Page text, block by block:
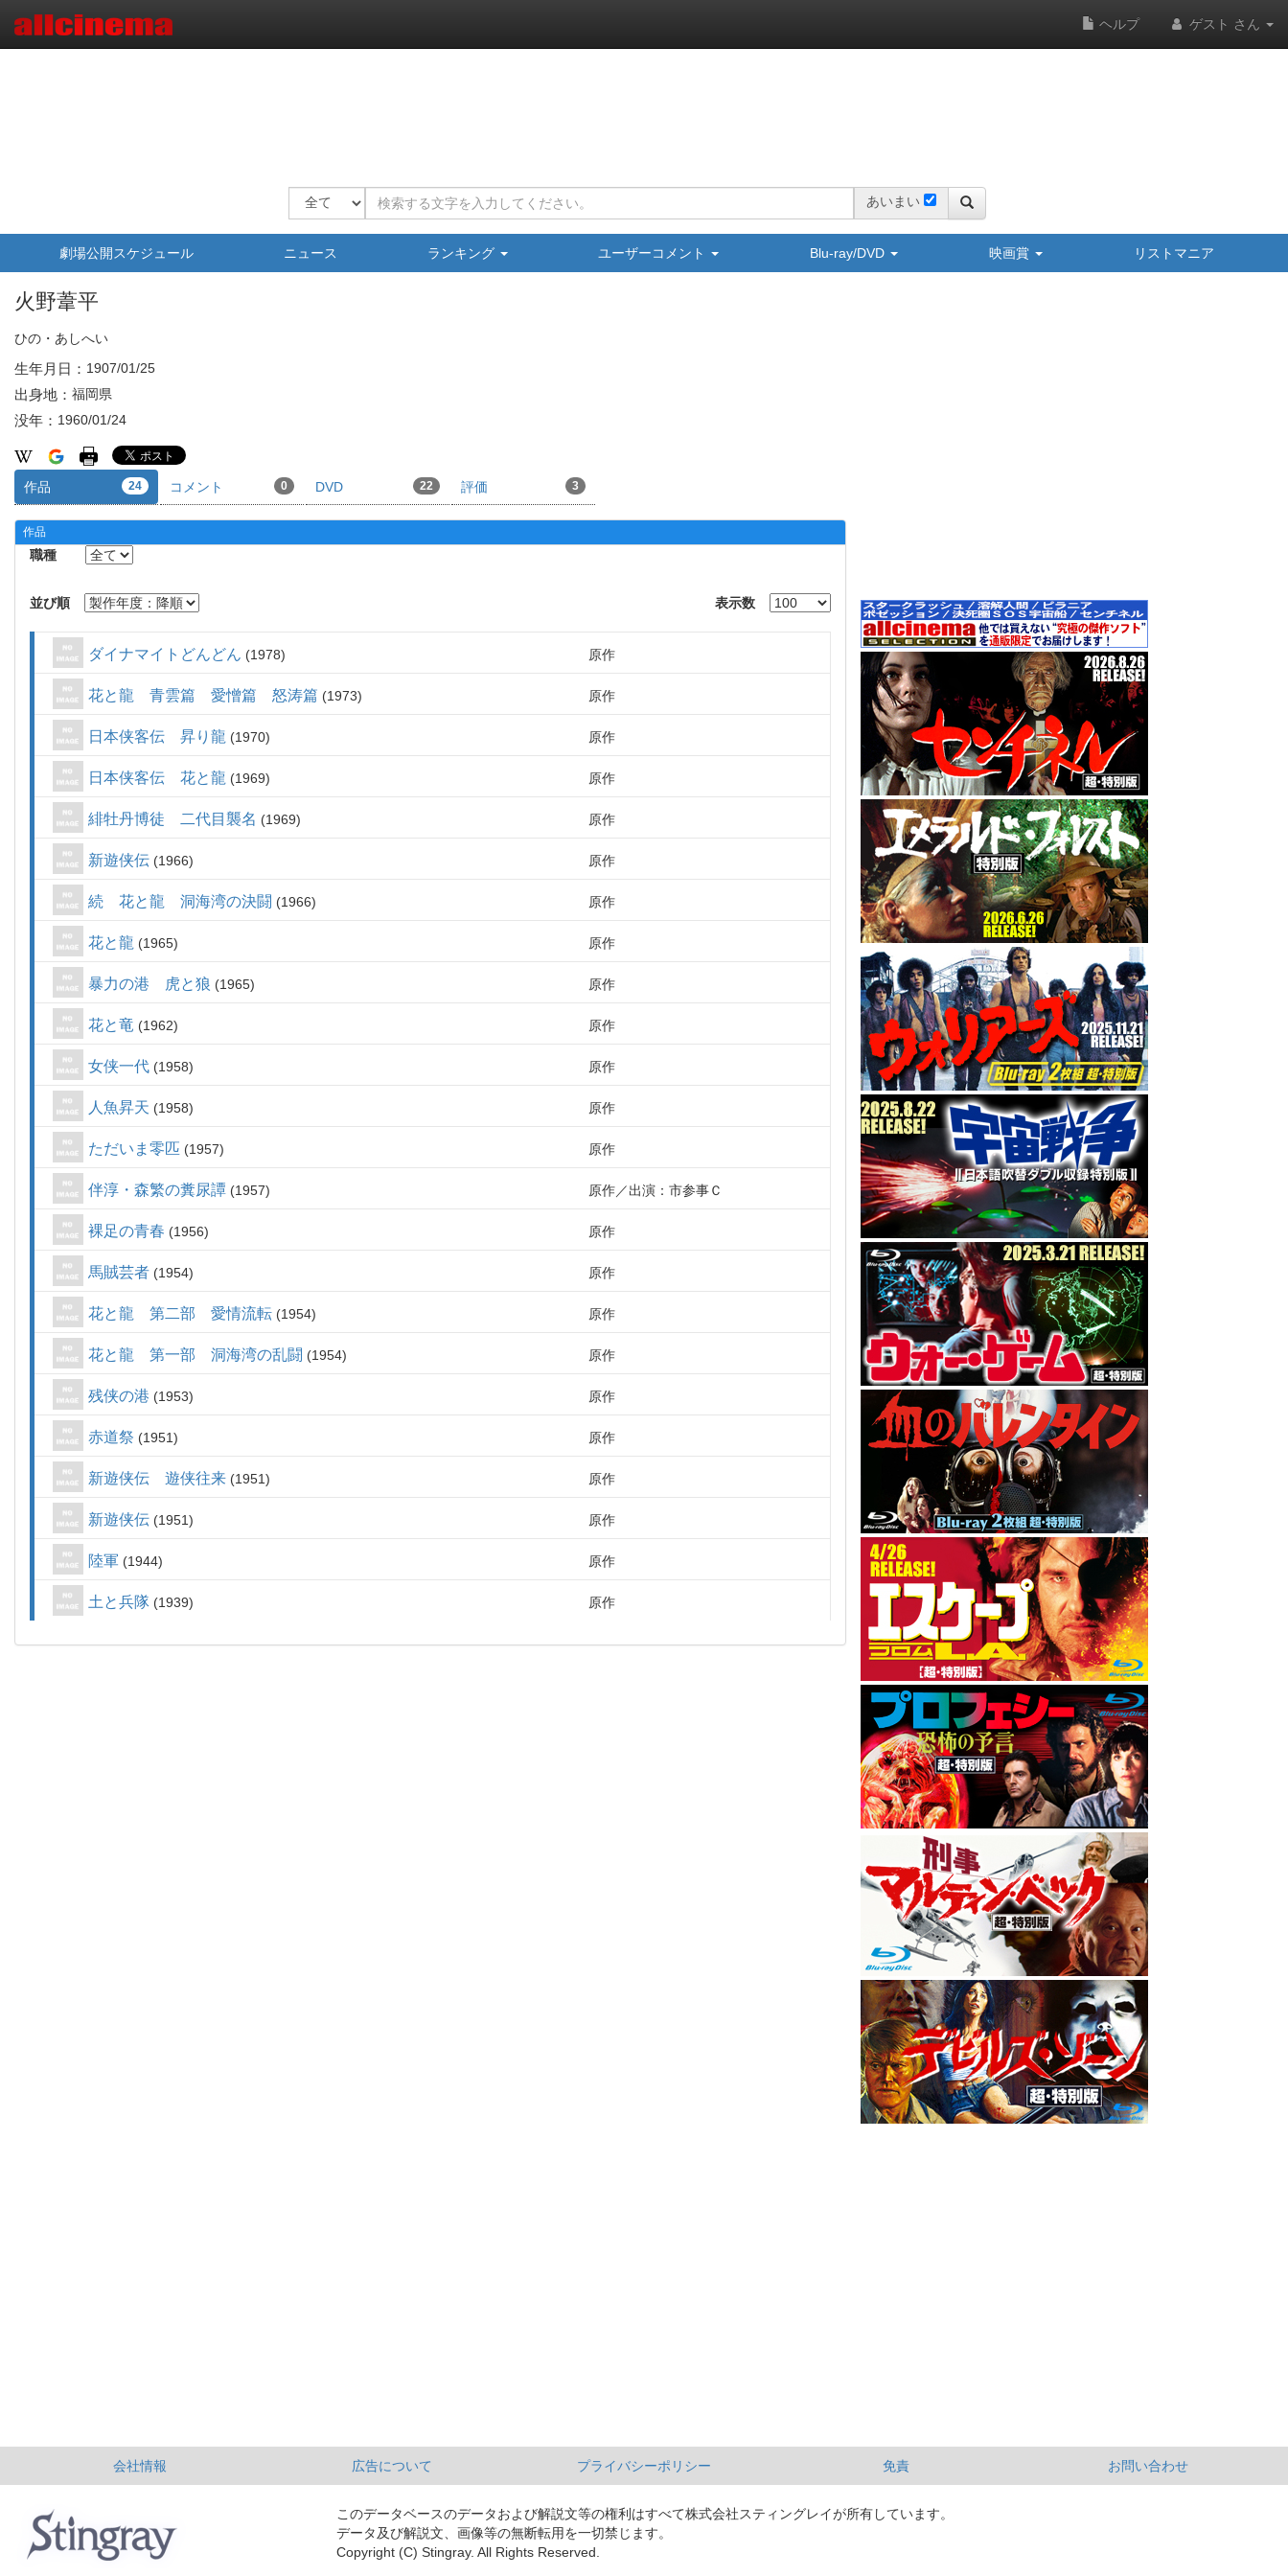
ヘルプ ゲスト さん
あいまい
劇場公開スケジュール ニュース ランキング ユーザーコメント Blu-ray/DVD 映画賞 リストマニア
火野葦平
ひの・あしへい
生年月日： 1907/01/25
出身地： 福岡県
没年： 1960/01/24
作品 24 コメント 0 DVD 22 評価 3
作品
職種
並び順 表示数
ダイナマイトどんどん 1978 原作
花と龍 青雲篇 愛憎篇 怒涛篇 1973 原作
日本侠客伝 昇り龍 1970 原作
日本侠客伝 花と龍 1969 原作
緋牡丹博徒 二代目襲名 1969 原作
新遊侠伝 1966 原作
続 花と龍 洞海湾の決闘 1966 原作
花と龍 1965 原作
暴力の港 虎と狼 1965 原作
花と竜 1962 原作
女侠一代 1958 原作
人魚昇天 1958 原作
ただいま零匹 1957 原作
伴淳・森繁の糞尿譚 1957 原作 出演：市参事Ｃ
裸足の青春 1956 原作
馬賊芸者 1954 原作
花と龍 第二部 愛情流転 1954 原作
花と龍 第一部 洞海湾の乱闘 1954 原作
残侠の港 1953 原作
赤道祭 1951 原作
新遊侠伝 遊侠往来 1951 原作
新遊侠伝 1951 原作
陸軍 1944 原作
土と兵隊 1939 原作
会社情報 広告について プライバシーポリシー 免責 お問い合わせ
このデータベースのデータおよび解説文等の権利はすべて株式会社スティングレイが所有しています。
データ及び解説文、画像等の無断転用を一切禁じます。
Copyright (C) Stingray. All Rights Reserved.